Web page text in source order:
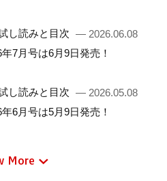
し読みと目次 — 2026.06.08
7月号は6月9日発売！
し読みと目次 — 2026.05.08
6月号は5月9日発売！
More